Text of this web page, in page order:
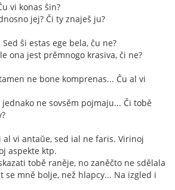
vi konas ŝin?
jej? Či ty znaješ ju?
ŝi estas ege bela, ĉu ne?
ona jest prěmnogo krasiva, či ne?
ne bone komprenas... Ĉu al vi
jednako ne sovsěm pojmaju... Či tobě
al vi antaŭe, sed ial ne faris. Virinoj
aspekte ktp.
tobě raněje, no zaněčto ne sdělala
se mně bolje, než hlapcy... Na izgled i